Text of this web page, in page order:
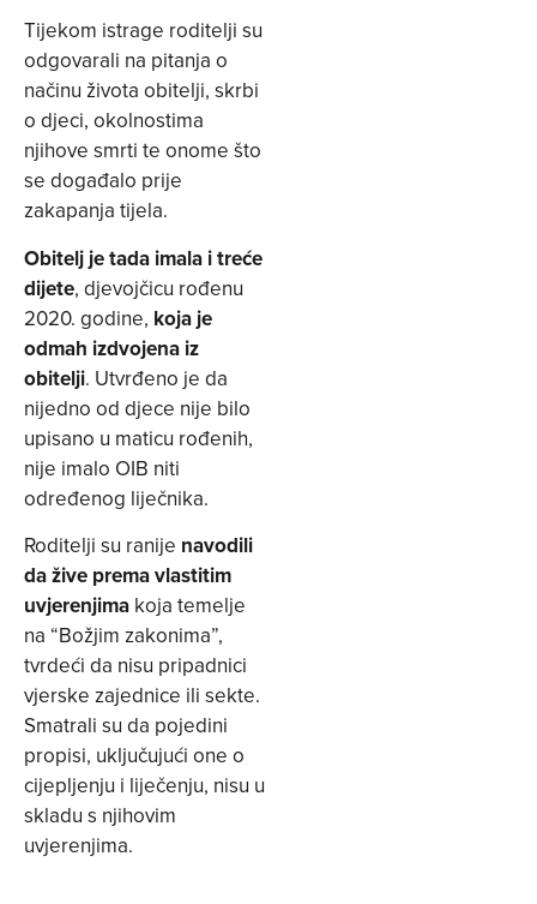
Tijekom istrage roditelji su
odgovarali na pitanja o
načinu života obitelji, skrbi
o djeci, okolnostima
njihove smrti te onome što
se događalo prije
zakapanja tijela.
Obitelj je tada imala i treće
dijete, djevojčicu rođenu
2020. godine, koja je
odmah izdvojena iz
obitelji. Utvrđeno je da
nijedno od djece nije bilo
upisano u maticu rođenih,
nije imalo OIB niti
određenog liječnika.
Roditelji su ranije navodili
da žive prema vlastitim
uvjerenjima koja temelje
na “Božjim zakonima”,
tvrdeći da nisu pripadnici
vjerske zajednice ili sekte.
Smatrali su da pojedini
propisi, uključujući one o
cijepljenju i liječenju, nisu u
skladu s njihovim
uvjerenjima.